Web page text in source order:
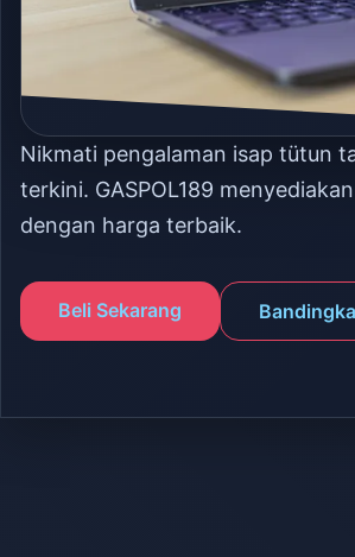
Nikmati pengalaman isap tütun
terkini. GASPOL189
dengan harga terbaik.
Beli Sekarang